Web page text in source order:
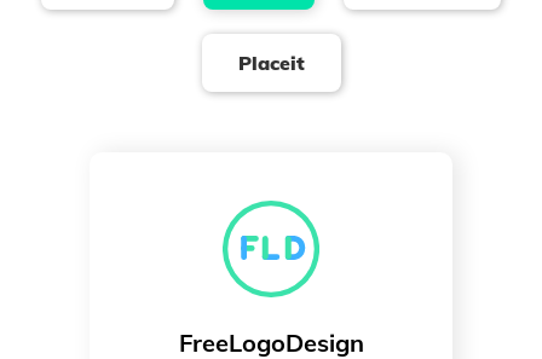
Placeit
FreeLogoDesign